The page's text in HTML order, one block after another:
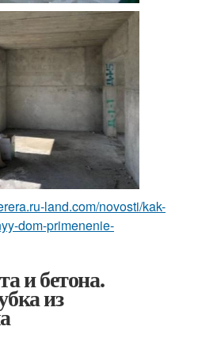
land.com/novosti/kak-
dom-primenenie-
и бетона.
из